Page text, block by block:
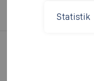
Statistik